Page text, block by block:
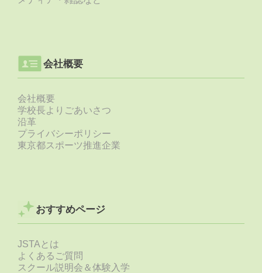
会社概要
会社概要
学校長よりごあいさつ
沿革
プライバシーポリシー
東京都スポーツ推進企業
おすすめページ
JSTAとは
よくあるご質問
スクール説明会＆体験入学